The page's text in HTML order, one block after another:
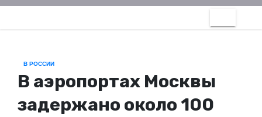
к
В РОССИИ
В аэропортах Москвы
задержано около 100